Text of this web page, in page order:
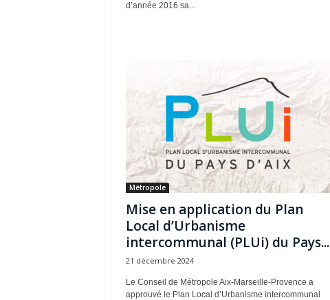
d’année 2016 sa...
Métropole
Mise en application du Plan
Local d’Urbanisme
intercommunal (PLUi) du Pays...
21 décembre 2024
Le Conseil de Métropole Aix-Marseille-Provence a
approuvé le Plan Local d’Urbanisme intercommunal